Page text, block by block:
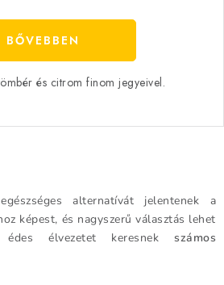
BŐVEBBEN
és citrom finom jegyeivel.
alternatívát jelentenek a
képest, és nagyszerű választás lehet
élvezetet keresnek számos